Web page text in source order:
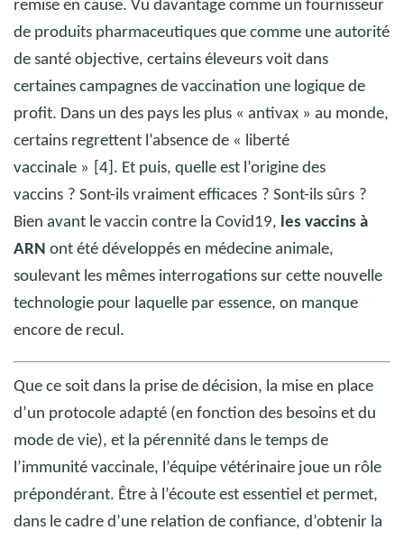
remise en cause. Vu davantage comme un fournisseur
de produits pharmaceutiques que comme une autorité
de santé objective, certains éleveurs voit dans
certaines campagnes de vaccination une logique de
profit. Dans un des pays les plus « antivax » au monde,
certains regrettent l’absence de « liberté
vaccinale »
[4]. Et puis, quelle est l’origine des
vaccins ? Sont-ils vraiment efficaces ? Sont-ils sûrs ?
Bien avant le vaccin contre la Covid19, les vaccins à
ARN ont été développés en médecine animale,
soulevant les mêmes interrogations sur cette nouvelle
technologie pour laquelle par essence, on manque
encore de recul.
Que ce soit dans la prise de décision, la mise en place
d’un protocole adapté (en fonction des besoins et du
mode de vie), et la pérennité dans le temps de
l’immunité vaccinale, l’équipe vétérinaire joue un rôle
prépondérant. Être à l’écoute est essentiel et permet,
dans le cadre d’une relation de confiance, d’obtenir la